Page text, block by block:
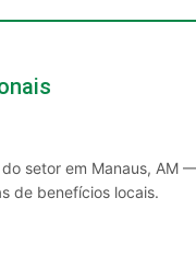
setor em Manaus, AM
de benefícios locais.